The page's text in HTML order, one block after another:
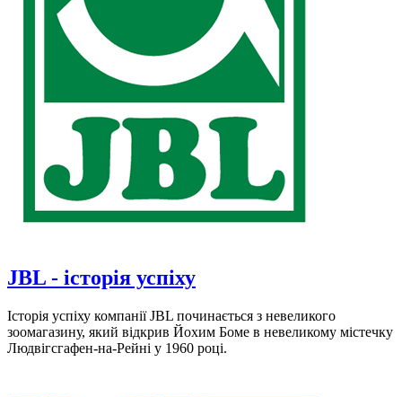
JBL - історія успіху
Історія успіху компанії JBL починається з невеликого
зоомагазину, який відкрив Йохим Боме в невеликому містечку
Людвігсгафен-на-Рейні у 1960 році.